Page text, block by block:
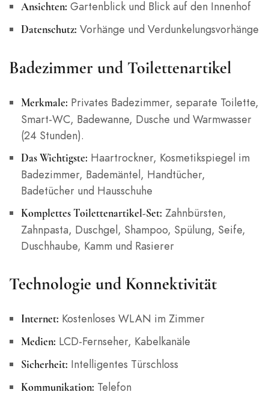
Ansichten: Gartenblick und Blick auf den Innenhof
Datenschutz: Vorhänge und Verdunkelungsvorhänge
Badezimmer und Toilettenartikel
Merkmale: Privates Badezimmer, separate Toilette,
Smart-WC, Badewanne, Dusche und Warmwasser
(24 Stunden).
Das Wichtigste: Haartrockner, Kosmetikspiegel im
Badezimmer, Bademäntel, Handtücher,
Badetücher und Hausschuhe
Komplettes Toilettenartikel-Set: Zahnbürsten,
Zahnpasta, Duschgel, Shampoo, Spülung, Seife,
Duschhaube, Kamm und Rasierer
Technologie und Konnektivität
Internet: Kostenloses WLAN im Zimmer
Medien: LCD-Fernseher, Kabelkanäle
Sicherheit: Intelligentes Türschloss
Kommunikation: Telefon